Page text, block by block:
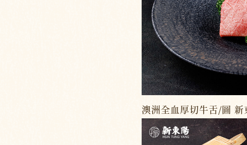
澳洲全血厚切牛舌/圖